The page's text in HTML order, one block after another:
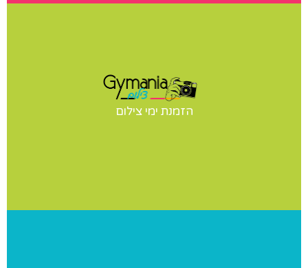
הזמנת ימי צילום
ימי צילום
יש לכם תחרות? הופעה? מעוניינים בצילומי סטודיו לנבחרת